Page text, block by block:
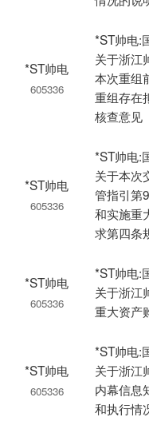
*ST帅电
605336
*ST帅电:
关于浙江
本次重组
重组存在
核查意见
*ST帅电
605336
*ST帅电:
关于本次
管指引
和实施重
求第四条
*ST帅电
605336
*ST帅电:
关于浙江
重大资产
*ST帅电
605336
*ST帅电:
关于浙江
内幕信息
和执行情